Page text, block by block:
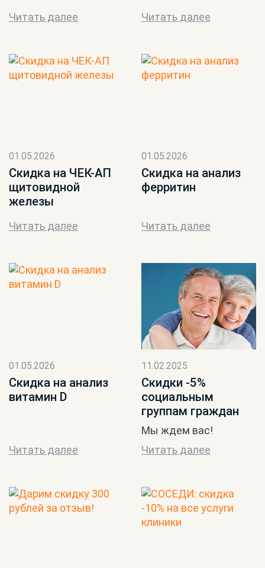
Читать далее Читать далее
01.05.2026
Скидка на ЧЕК-АП
щитовидной
железы
Читать далее
01.05.2026
Скидка на анализ
ферритин
Читать далее
01.05.2026
Скидка на анализ
витамин D
Читать далее
11.02.2025
Скидки -5%
социальным
группам граждан
Мы ждем вас!
Читать далее